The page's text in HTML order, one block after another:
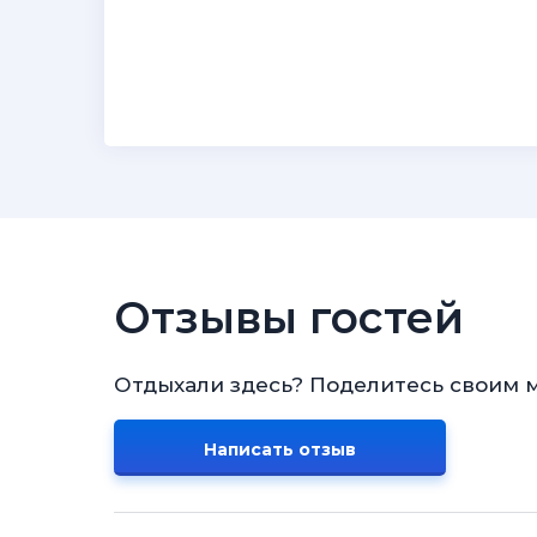
Отзывы гостей
Отдыхали здесь? Поделитесь своим
Написать отзыв